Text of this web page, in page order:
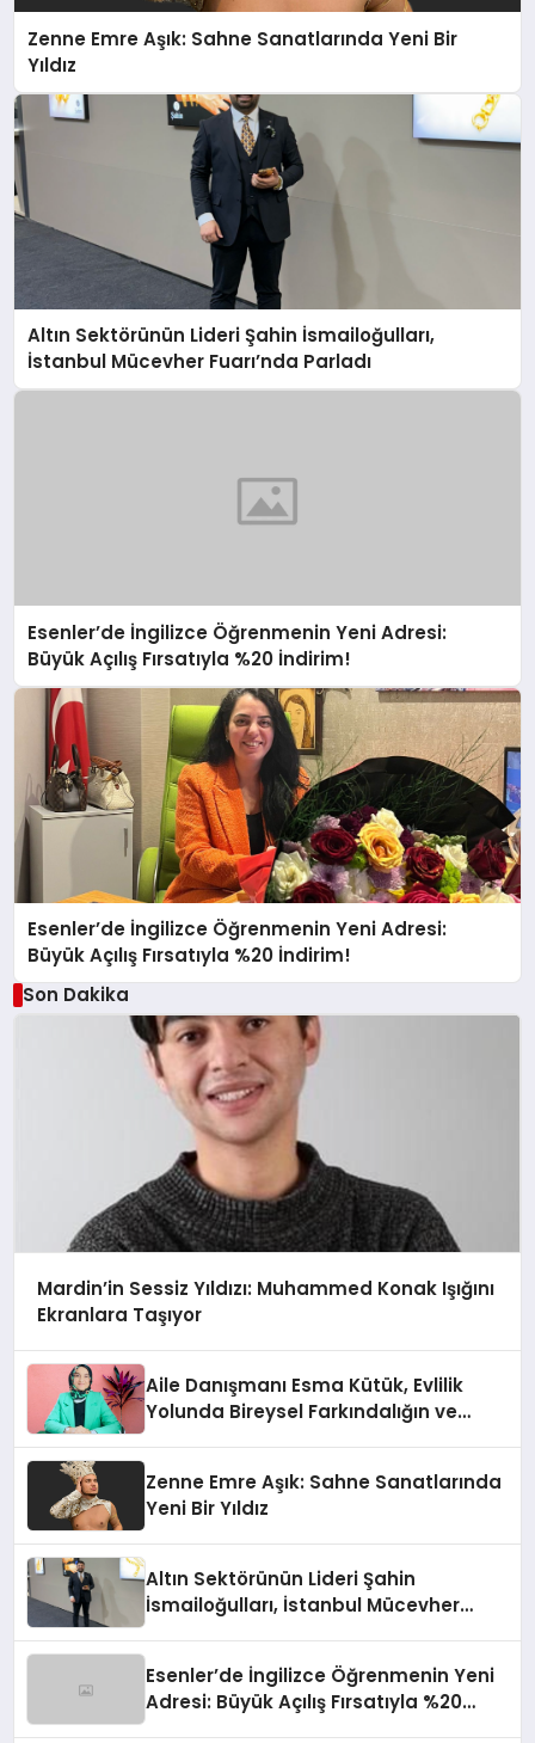
Zenne Emre Aşık: Sahne Sanatlarında Yeni Bir
Yıldız
Altın Sektörünün Lideri Şahin İsmailoğulları,
İstanbul Mücevher Fuarı’nda Parladı ￼
Esenler’de İngilizce Öğrenmenin Yeni Adresi:
Büyük Açılış Fırsatıyla %20 İndirim!
Esenler’de İngilizce Öğrenmenin Yeni Adresi:
Büyük Açılış Fırsatıyla %20 İndirim!
Son Dakika
Mardin’in Sessiz Yıldızı: Muhammed Konak Işığını
Ekranlara Taşıyor
Aile Danışmanı Esma Kütük, Evlilik
Yolunda Bireysel Farkındalığın ve
Zenne Emre Aşık: Sahne Sanatlarında
Yeni Bir Yıldız
Altın Sektörünün Lideri Şahin
İsmailoğulları, İstanbul Mücevher
Esenler’de İngilizce Öğrenmenin Yeni
Adresi: Büyük Açılış Fırsatıyla %20